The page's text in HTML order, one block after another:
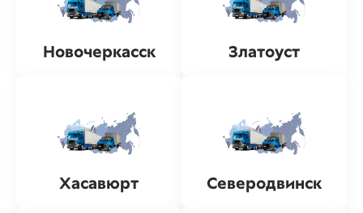
Новочеркасск Златоуст
Хасавюрт Северодвинск